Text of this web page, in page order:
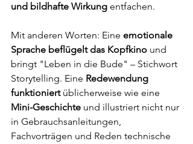
und bildhafte Wirkung entfachen.
Mit anderen Worten: Eine emotionale
Sprache beflügelt das Kopfkino und
bringt "Leben in die Bude" – Stichwort
Storytelling. Eine Redewendung
funktioniert üblicherweise wie eine
Mini-Geschichte und illustriert nicht nur
in Gebrauchsanleitungen,
Fachvorträgen und Reden technische